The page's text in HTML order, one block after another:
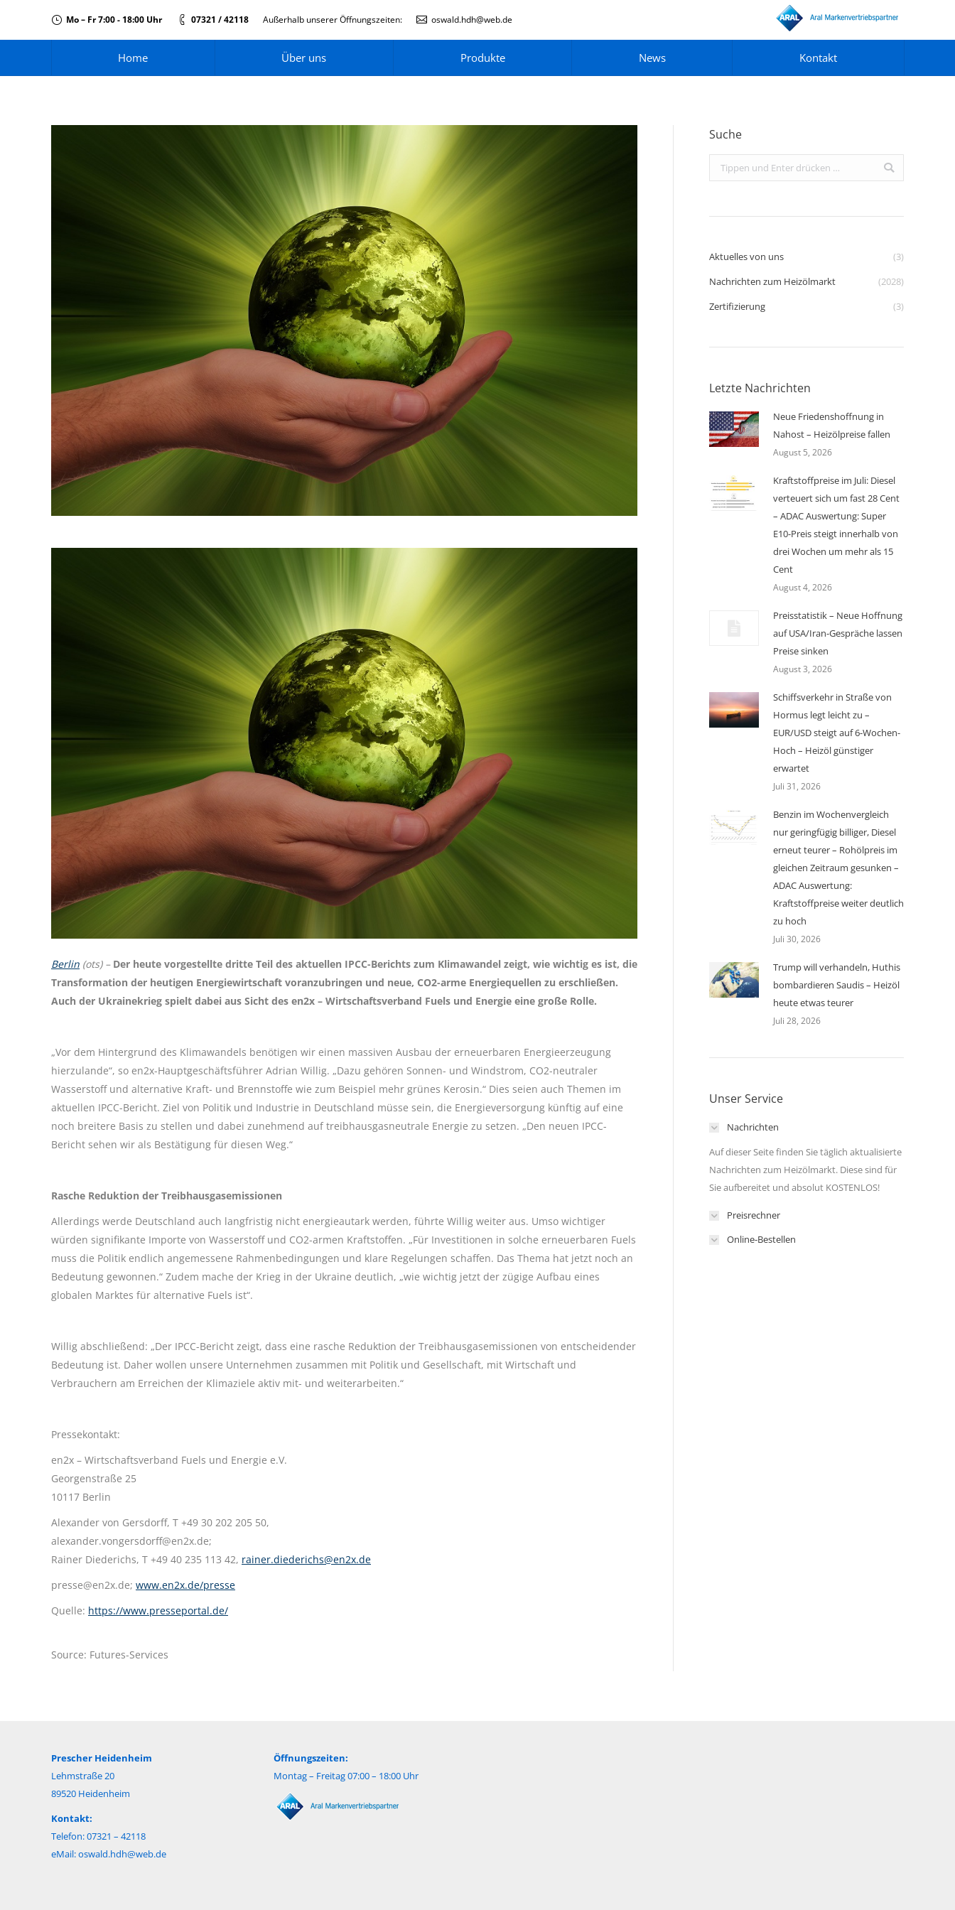
Mo – Fr 7:00 - 18:00 Uhr 07321 / 42118 Außerhalb unserer Öffnungszeiten: oswald.hdh@web.de
Home Über uns Produkte News Kontakt
Berlin (ots) – Der heute vorgestellte dritte Teil des aktuellen IPCC-Berichts zum Klimawandel zeigt, wie wichtig es ist, die
Transformation der heutigen Energiewirtschaft voranzubringen und neue, CO2-arme Energiequellen zu erschließen.
Auch der Ukrainekrieg spielt dabei aus Sicht des en2x – Wirtschaftsverband Fuels und Energie eine große Rolle.
„Vor dem Hintergrund des Klimawandels benötigen wir einen massiven Ausbau der erneuerbaren Energieerzeugung
hierzulande“, so en2x-Hauptgeschäftsführer Adrian Willig. „Dazu gehören Sonnen- und Windstrom, CO2-neutraler
Wasserstoff und alternative Kraft- und Brennstoffe wie zum Beispiel mehr grünes Kerosin.“ Dies seien auch Themen im
aktuellen IPCC-Bericht. Ziel von Politik und Industrie in Deutschland müsse sein, die Energieversorgung künftig auf eine
noch breitere Basis zu stellen und dabei zunehmend auf treibhausgasneutrale Energie zu setzen. „Den neuen IPCC-
Bericht sehen wir als Bestätigung für diesen Weg.“
Rasche Reduktion der Treibhausgasemissionen
Allerdings werde Deutschland auch langfristig nicht energieautark werden, führte Willig weiter aus. Umso wichtiger
würden signifikante Importe von Wasserstoff und CO2-armen Kraftstoffen. „Für Investitionen in solche erneuerbaren Fuels
muss die Politik endlich angemessene Rahmenbedingungen und klare Regelungen schaffen. Das Thema hat jetzt noch an
Bedeutung gewonnen.“ Zudem mache der Krieg in der Ukraine deutlich, „wie wichtig jetzt der zügige Aufbau eines
globalen Marktes für alternative Fuels ist“.
Willig abschließend: „Der IPCC-Bericht zeigt, dass eine rasche Reduktion der Treibhausgasemissionen von entscheidender
Bedeutung ist. Daher wollen unsere Unternehmen zusammen mit Politik und Gesellschaft, mit Wirtschaft und
Verbrauchern am Erreichen der Klimaziele aktiv mit- und weiterarbeiten.“
Pressekontakt:
en2x – Wirtschaftsverband Fuels und Energie e.V.
Georgenstraße 25
10117 Berlin
Alexander von Gersdorff, T +49 30 202 205 50,
alexander.vongersdorff@en2x.de;
Rainer Diederichs, T +49 40 235 113 42, rainer.diederichs@en2x.de
presse@en2x.de; www.en2x.de/presse
Quelle: https://www.presseportal.de/
Source: Futures-Services
Suche
Search:
Aktuelles von uns
(3)
Nachrichten zum Heizölmarkt
(2028)
Zertifizierung
(3)
Letzte Nachrichten
Neue Friedenshoffnung in
Nahost – Heizölpreise fallen
August 5, 2026
Kraftstoffpreise im Juli: Diesel
verteuert sich um fast 28 Cent
– ADAC Auswertung: Super
E10-Preis steigt innerhalb von
drei Wochen um mehr als 15
Cent
August 4, 2026
Preisstatistik – Neue Hoffnung
auf USA/Iran-Gespräche lassen
Preise sinken
August 3, 2026
Schiffsverkehr in Straße von
Hormus legt leicht zu –
EUR/USD steigt auf 6-Wochen-
Hoch – Heizöl günstiger
erwartet
Juli 31, 2026
Benzin im Wochenvergleich
nur geringfügig billiger, Diesel
erneut teurer – Rohölpreis im
gleichen Zeitraum gesunken –
ADAC Auswertung:
Kraftstoffpreise weiter deutlich
zu hoch
Juli 30, 2026
Trump will verhandeln, Huthis
bombardieren Saudis – Heizöl
heute etwas teurer
Juli 28, 2026
Unser Service
Nachrichten
Auf dieser Seite finden Sie täglich aktualisierte
Nachrichten zum Heizölmarkt. Diese sind für
Sie aufbereitet und absolut KOSTENLOS!
Preisrechner
Online-Bestellen
Prescher Heidenheim
Lehmstraße 20
89520 Heidenheim
Kontakt:
Telefon: 07321 – 42118
eMail:oswald.hdh@web.de
Öffnungszeiten:
Montag – Freitag 07:00 – 18:00 Uhr